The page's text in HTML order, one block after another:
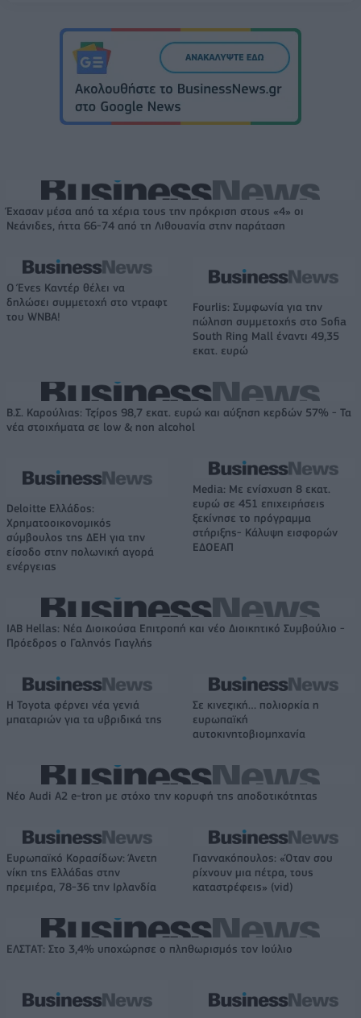
Έχασαν μέσα από τα χέρια τους την πρόκριση στους «4» οι
Νεάνιδες, ήττα 66-74 από τη Λιθουανία στην παράταση
Ο Ένες Καντέρ θέλει να
δηλώσει συμμετοχή στο ντραφτ
του WNBA!
Fourlis: Συμφωνία για την
πώληση συμμετοχής στο Sofia
South Ring Mall έναντι 49,35
εκατ. ευρώ
Β.Σ. Καρούλιας: Τζίρος 98,7 εκατ. ευρώ και αύξηση κερδών 57% - Τα
νέα στοιχήματα σε low & non alcohol
Deloitte Ελλάδος:
Χρηματοοικονομικός
σύμβουλος της ΔΕΗ για την
είσοδο στην πολωνική αγορά
ενέργειας
Media: Με ενίσχυση 8 εκατ.
ευρώ σε 451 επιχειρήσεις
ξεκίνησε το πρόγραμμα
στήριξης- Κάλυψη εισφορών
ΕΔΟΕΑΠ
IAB Hellas: Νέα Διοικούσα Επιτροπή και νέο Διοικητικό Συμβούλιο -
Πρόεδρος ο Γαληνός Γιαγλής
Η Toyota φέρνει νέα γενιά
μπαταριών για τα υβριδικά της
Σε κινεζική… πολιορκία η
ευρωπαϊκή
αυτοκινητοβιομηχανία
Νέο Audi A2 e-tron με στόχο την κορυφή της αποδοτικότητας
Ευρωπαϊκό Κορασίδων: Άνετη
νίκη της Ελλάδας στην
πρεμιέρα, 78-36 την Ιρλανδία
Γιαννακόπουλος: «Όταν σου
ρίχνουν μια πέτρα, τους
καταστρέφεις» (vid)
ΕΛΣΤΑΤ: Στο 3,4% υποχώρησε ο πληθωρισμός τον Ιούλιο